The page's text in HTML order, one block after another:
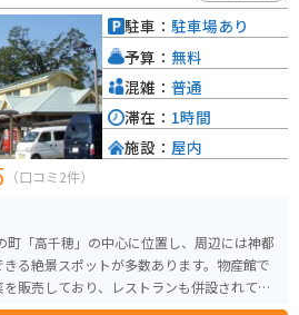
（口コミ2件）
町「高千穂」の中心に位置し、周辺には神都
る絶景スポットが多数あります。物産館で
販売しており、レストランも併設されてい
駐車： 駐車場あり
予算： 無料
混雑： 普通
滞在： 1時間
施設： 屋内